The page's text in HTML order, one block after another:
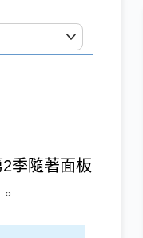
季隨著面板